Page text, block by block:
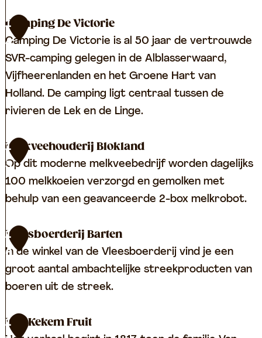
e
r
t
h
o
e
e
r
d
e
r
j
i
d
d
e
b
r
o
e
k
K
e
e
t
b
y
e
e
t
1
4
Camping De Victorie
Camping De Victorie is al 50 jaar de vertrouwde
SVR-camping gelegen in de Alblasserwaard,
Vijfheerenlanden en het Groene Hart van
Holland. De camping ligt centraal tussen de
rivieren de Lek en de Linge.
C
a
m
p
n
g
D
e
i
1
5
Melkveehouderij Blokland
Op dit moderne melkveebedrijf worden dagelijks
100 melkkoeien verzorgd en gemolken met
behulp van een geavanceerde 2-box melkrobot.
M
e
l
k
e
1
6
Vleesboerderij Barten
In de winkel van de Vleesboerderij vind je een
groot aantal ambachtelijke streekproducten van
boeren uit de streek.
V
1
Van Kekem Fruit